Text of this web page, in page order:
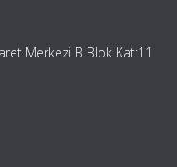
Merkezi B Blok Kat:11